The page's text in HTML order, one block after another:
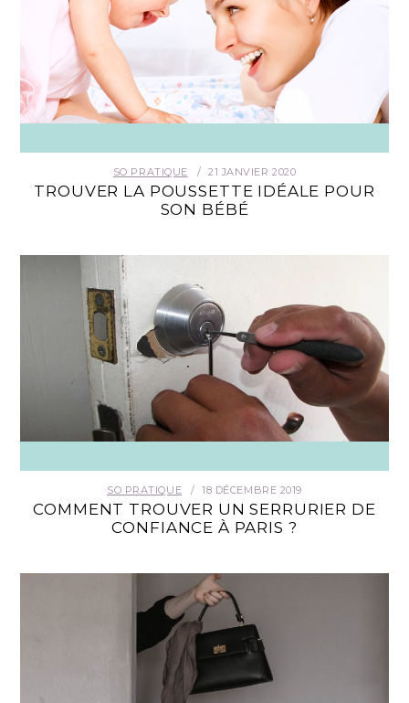
SO PRATIQUE 21 JANVIER 2020
TROUVER LA POUSSETTE IDÉALE POUR
SON BÉBÉ
SO PRATIQUE 18 DÉCEMBRE 2019
COMMENT TROUVER UN SERRURIER DE
CONFIANCE À PARIS ?